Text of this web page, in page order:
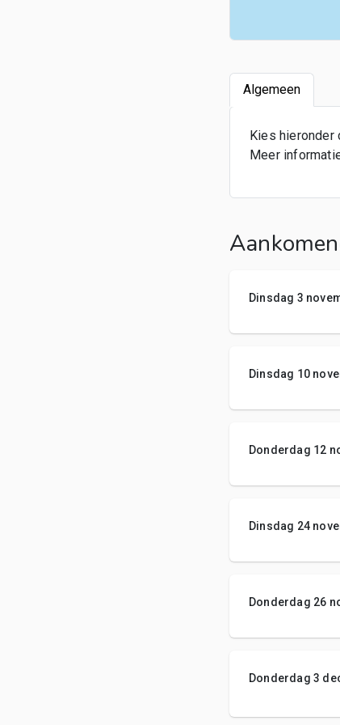
Algemeen
Kies hieronder
Meer
Dinsdag 3
Dinsdag 10
Donderdag 12
Dinsdag 24
Donderdag 26
Donderdag 3